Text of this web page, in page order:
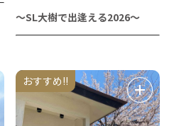
～SL大樹で出逢える2026～
おすすめ!!